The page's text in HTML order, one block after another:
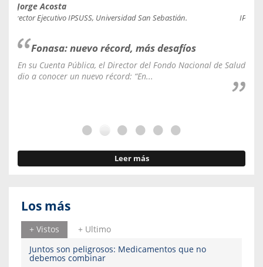
Jorge Acosta
Director Ejecutivo IPSUSS, Universidad San Sebastián.
Fonasa: nuevo récord, más desafíos
En su Cuenta Pública, el Director del Fondo Nacional de Salud
dio a conocer un nuevo récord: “En...
Leer más
Los más
+ Vistos
+ Ultimo
Juntos son peligrosos: Medicamentos que no
debemos combinar